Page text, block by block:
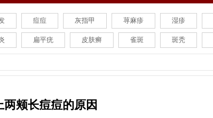
痘痘 灰指甲 荨麻疹 湿疹
扁平疣 皮肤癣 雀斑 斑秃
两颊长痘痘的原因